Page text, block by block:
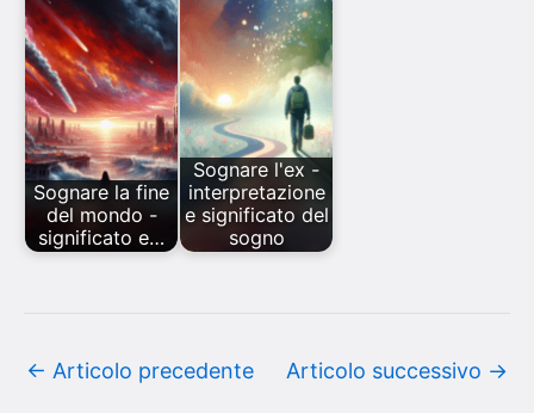
Sognare la fine
del mondo -
significato e…
Sognare l'ex -
interpretazione
e significato del
sogno
← Articolo precedente Articolo successivo →